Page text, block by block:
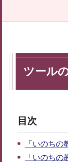
ツール
目次
「いのちの
「いのちの